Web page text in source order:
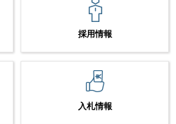
採用情報
入札情報